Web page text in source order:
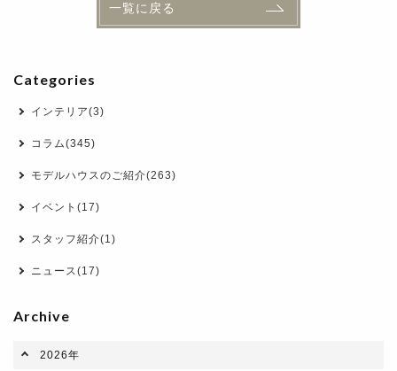
一覧に戻る
Categories
インテリア(3)
コラム(345)
モデルハウスのご紹介(263)
イベント(17)
スタッフ紹介(1)
ニュース(17)
Archive
2026年